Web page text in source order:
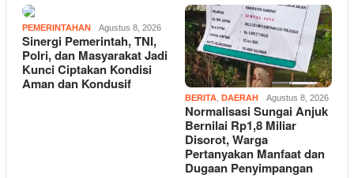
PEMERINTAHAN Agustus 8, 2026
Sinergi Pemerintah, TNI,
Polri, dan Masyarakat Jadi
Kunci Ciptakan Kondisi
Aman dan Kondusif
BERITA, DAERAH Agustus 8, 2026
Normalisasi Sungai Anjuk
Bernilai Rp1,8 Miliar
Disorot, Warga
Pertanyakan Manfaat dan
Dugaan Penyimpangan